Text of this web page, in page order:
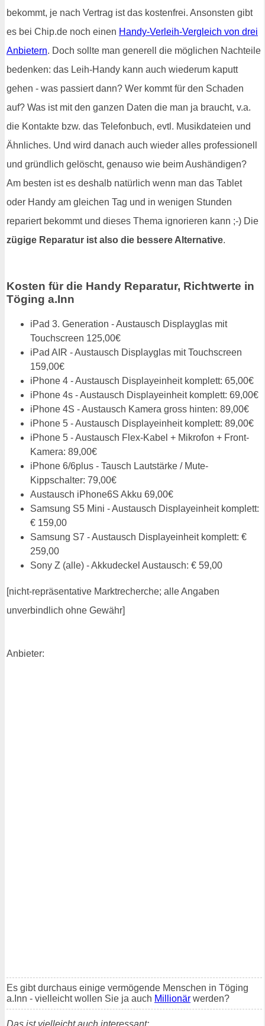
bekommt, je nach Vertrag ist das kostenfrei. Ansonsten gibt
es bei Chip.de noch einen Handy-Verleih-Vergleich von drei
Anbietern. Doch sollte man generell die möglichen Nachteile
bedenken: das Leih-Handy kann auch wiederum kaputt
gehen - was passiert dann? Wer kommt für den Schaden
auf? Was ist mit den ganzen Daten die man ja braucht, v.a.
die Kontakte bzw. das Telefonbuch, evtl. Musikdateien und
Ähnliches. Und wird danach auch wieder alles professionell
und gründlich gelöscht, genauso wie beim Aushändigen?
Am besten ist es deshalb natürlich wenn man das Tablet
oder Handy am gleichen Tag und in wenigen Stunden
repariert bekommt und dieses Thema ignorieren kann ;-) Die
zügige Reparatur ist also die bessere Alternative.
Kosten für die Handy Reparatur, Richtwerte in
Töging a.Inn
iPad 3. Generation - Austausch Displayglas mit
Touchscreen 125,00€
iPad AIR - Austausch Displayglas mit Touchscreen
159,00€
iPhone 4 - Austausch Displayeinheit komplett: 65,00€
iPhone 4s - Austausch Displayeinheit komplett: 69,00€
iPhone 4S - Austausch Kamera gross hinten: 89,00€
iPhone 5 - Austausch Displayeinheit komplett: 89,00€
iPhone 5 - Austausch Flex-Kabel + Mikrofon + Front-
Kamera: 89,00€
iPhone 6/6plus - Tausch Lautstärke / Mute-
Kippschalter: 79,00€
Austausch iPhone6S Akku 69,00€
Samsung S5 Mini - Austausch Displayeinheit komplett:
€ 159,00
Samsung S7 - Austausch Displayeinheit komplett: €
259,00
Sony Z (alle) - Akkudeckel Austausch: € 59,00
[nicht-repräsentative Marktrecherche; alle Angaben
unverbindlich ohne Gewähr]
Anbieter:
Es gibt durchaus einige vermögende Menschen in Töging
a.Inn - vielleicht wollen Sie ja auch Millionär werden?
Das ist vielleicht auch interessant: